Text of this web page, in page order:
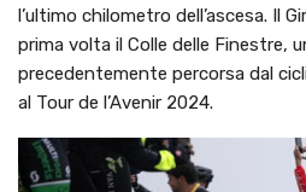
l’ultimo chilometro dell’ascesa. Il
prima volta il Colle delle Finestre,
precedentemente percorsa dal
al Tour de l’Avenir 2024.